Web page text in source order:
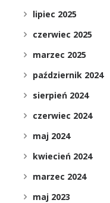
lipiec 2025
czerwiec 2025
marzec 2025
październik 2024
sierpień 2024
czerwiec 2024
maj 2024
kwiecień 2024
marzec 2024
maj 2023